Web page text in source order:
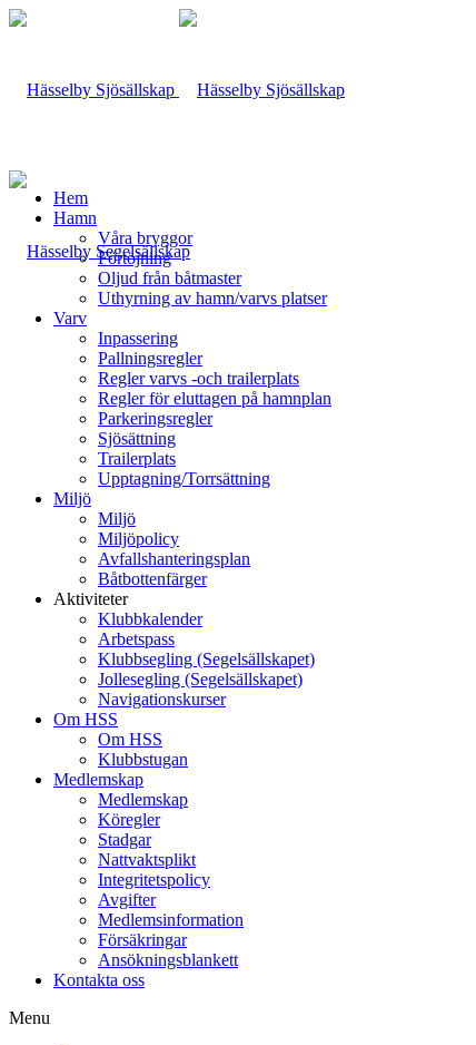
Hem
Hamn
Våra bryggor
Förtöjning
Oljud från båtmaster
Uthyrning av hamn/varvs platser
Varv
Inpassering
Pallningsregler
Regler varvs -och trailerplats
Regler för eluttagen på hamnplan
Parkeringsregler
Sjösättning
Trailerplats
Upptagning/Torrsättning
Miljö
Miljö
Miljöpolicy
Avfallshanteringsplan
Båtbottenfärger
Aktiviteter
Klubbkalender
Arbetspass
Klubbsegling (Segelsällskapet)
Jollesegling (Segelsällskapet)
Navigationskurser
Om HSS
Om HSS
Klubbstugan
Medlemskap
Medlemskap
Köregler
Stadgar
Nattvaktsplikt
Integritetspolicy
Avgifter
Medlemsinformation
Försäkringar
Ansökningsblankett
Kontakta oss
Menu